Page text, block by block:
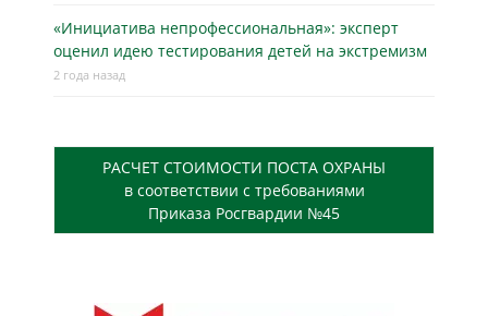
«Инициатива непрофессиональная»: эксперт
оценил идею тестирования детей на экстремизм
2 года назад
РАСЧЕТ СТОИМОСТИ ПОСТА ОХРАНЫ
в соответствии с требованиями
Приказа Росгвардии №45